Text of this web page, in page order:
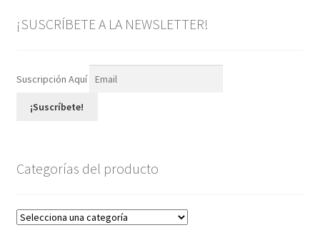
¡SUSCRÍBETE A LA NEWSLETTER!
Suscripción Aquí
¡Suscríbete!
Categorías del producto